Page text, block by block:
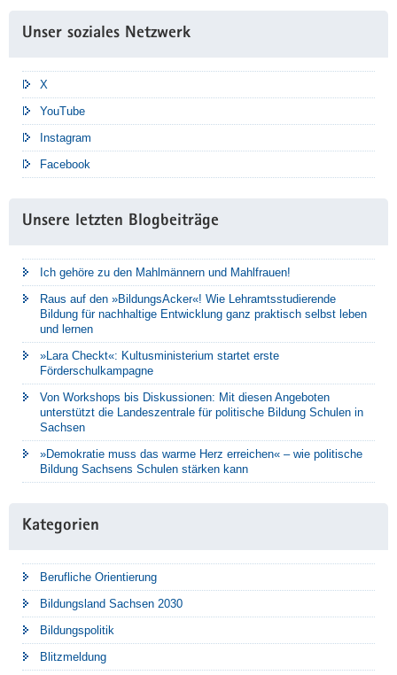
Unser soziales Netzwerk
X
YouTube
Instagram
Facebook
Unsere letzten Blogbeiträge
Ich gehöre zu den Mahlmännern und Mahlfrauen!
Raus auf den »BildungsAcker«! Wie Lehramtsstudierende
Bildung für nachhaltige Entwicklung ganz praktisch selbst leben
und lernen
»Lara Checkt«: Kultusministerium startet erste
Förderschulkampagne
Von Workshops bis Diskussionen: Mit diesen Angeboten
unterstützt die Landeszentrale für politische Bildung Schulen in
Sachsen
»Demokratie muss das warme Herz erreichen« – wie politische
Bildung Sachsens Schulen stärken kann
Kategorien
Berufliche Orientierung
Bildungsland Sachsen 2030
Bildungspolitik
Blitzmeldung